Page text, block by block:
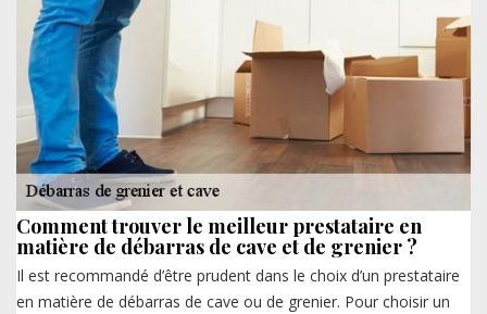
Comment trouver le meilleur prestataire en
matière de débarras de cave et de grenier ?
Il est recommandé d’être prudent dans le choix d’un prestataire
en matière de débarras de cave ou de grenier. Pour choisir un